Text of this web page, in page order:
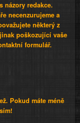
názory redakce.
necenzurujeme a
některý z
poškozující vaše
formulář.
Pokud máte méně